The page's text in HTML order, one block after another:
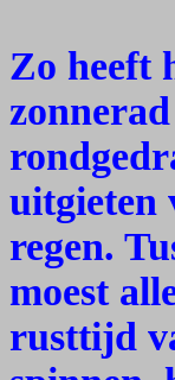
Zo heeft
uitgieten
regen.
moest
rusttijd